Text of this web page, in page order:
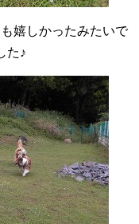
嬉しかったみたいで
た♪